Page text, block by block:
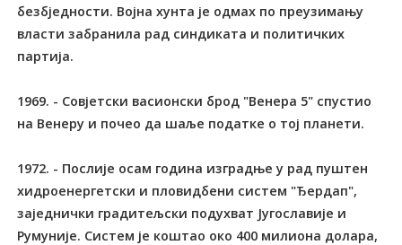
безбједности. Војна хунта је одмах по преузимању
власти забранила рад синдиката и политичких
партија.
1969. - Совјетски васионски брод "Венера 5" спустио
на Венеру и почео да шаље податке о тој планети.
1972. - Послије осам година изградње у рад пуштен
хидроенергетски и пловидбени систем "Ђердап",
заједнички градитељски подухват Југославије и
Румуније. Систем је коштао око 400 милиона долара,